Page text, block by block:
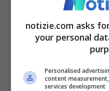
notizie.com asks
your personal
Personalised
content
services development